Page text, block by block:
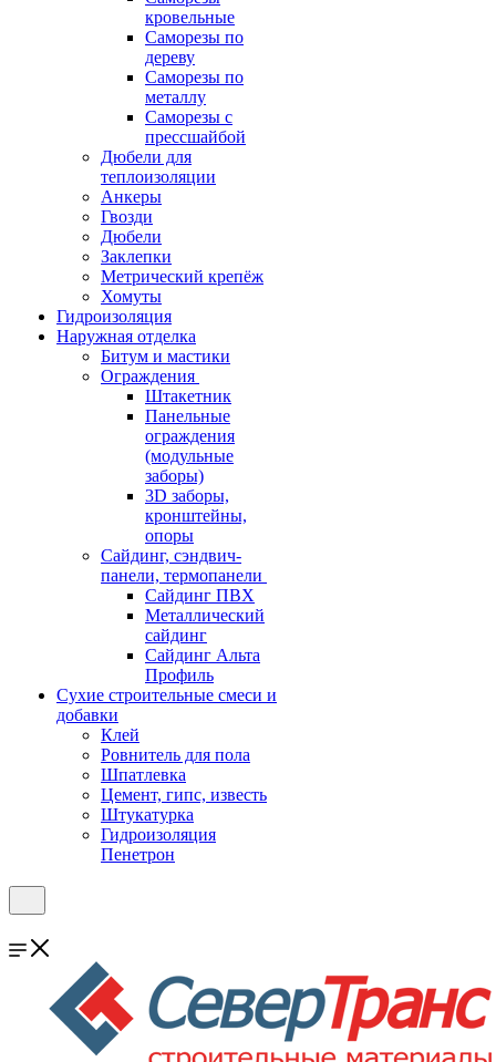
кровельные
Саморезы по
дереву
Саморезы по
металлу
Саморезы с
прессшайбой
Дюбели для
теплоизоляции
Анкеры
Гвозди
Дюбели
Заклепки
Метрический крепёж
Хомуты
Гидроизоляция
Наружная отделка
Битум и мастики
Ограждения
Штакетник
Панельные
ограждения
(модульные
заборы)
3D заборы,
кронштейны,
опоры
Cайдинг, сэндвич-
панели, термопанели
Сайдинг ПВХ
Металлический
сайдинг
Сайдинг Альта
Профиль
Сухие строительные смеси и
добавки
Клей
Ровнитель для пола
Шпатлевка
Цемент, гипс, известь
Штукатурка
Гидроизоляция
Пенетрон